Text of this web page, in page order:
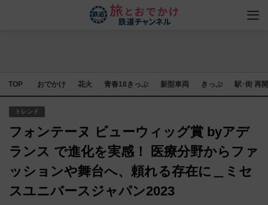
TOP おでかけ 花火 青春18きっぷ 新型車両 きっぷ 駅･街 再
トレンド
フォンテーヌ ビューウィッグ賞 byアデ
ランス で進化を実感！ 医療分野からファ
ッションや舞台へ、頼れる存在に＿ミセ
スユニバースジャパン2023